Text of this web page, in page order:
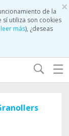
×
de la
utiliza son cookies
más), ¿deseas
☰